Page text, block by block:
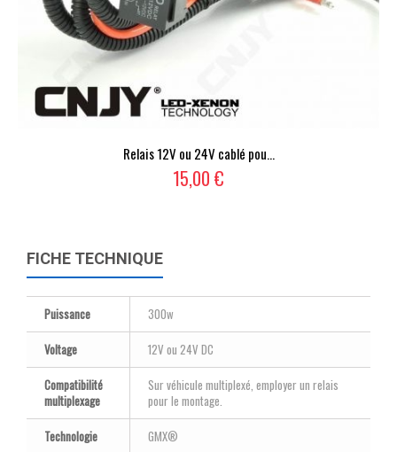
Relais 12V ou 24V cablé pou...
15,00 €
FICHE TECHNIQUE
Puissance
300w
Voltage
12V ou 24V DC
Compatibilité
multiplexage
Sur véhicule multiplexé, employer un relais
pour le montage.
Technologie
GMX®